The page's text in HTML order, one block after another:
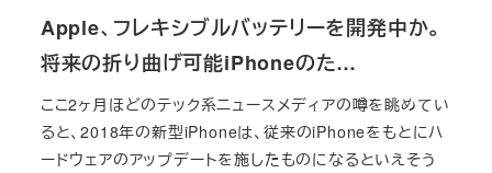
Apple、フレキシブルバッテリーを開発中か。
将来の折り曲げ可能iPhoneのた…
ここ2ヶ月ほどのテック系ニュースメディアの噂を眺めてい
ると、2018年の新型iPhoneは、従来のiPhoneをもとにハ
ードウェアのアップデートを施したものになるといえそう